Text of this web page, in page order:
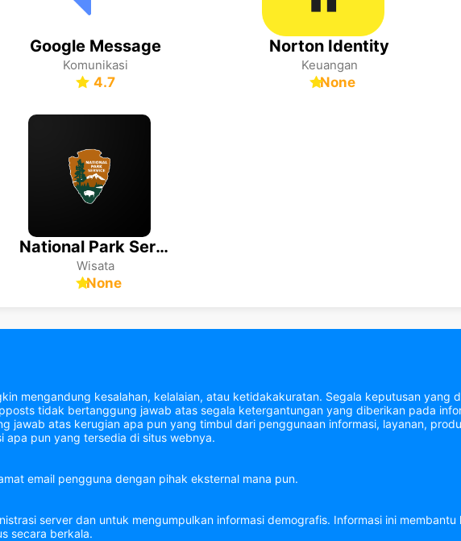
Google Message
Komunikasi
4.7
Norton Identity
Keuangan
None
National Park Service
Wisata
None
mengandung kesalahan, kelalaian, atau ketidakakuratan. Segala keputusan yang
tidak bertanggung jawab atas segala ketergantungan yang diberikan pada
jawab atas kerugian apa pun yang timbul dari penggunaan informasi, layanan,
pun yang tersedia di situs webnya.
email pengguna dengan pihak eksternal mana pun.
server dan untuk mengumpulkan informasi demografis. Informasi ini
secara berkala.